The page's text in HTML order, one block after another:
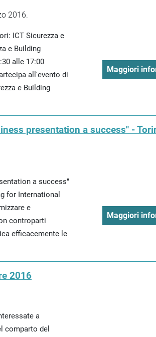
2016.
ICT Sicurezza e
e Building
alle 17:00
all'evento di
e Building
Maggiori
presentation a success" -
a success"
for International
e
controparti
efficacemente le
Maggiori
2016
a
comparto del